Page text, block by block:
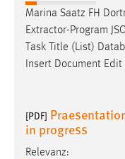
Marina Saatz FH
Extractor-Program
Task Title (List)
Insert Document Edit
[PDF]
in progress
Relevanz: